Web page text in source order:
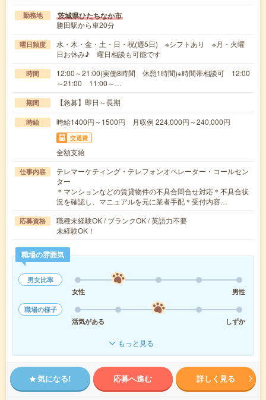
勤務地 茨城県ひたちなか市
勝田駅から車20分
曜日頻度
水・木・金・土・日・祝(週5日) ※シフトあり ※月・火曜
日お休み♪ 曜日相談も可能です
時間
12:00～21:00(実働8時間 休憩1時間)※時間帯相談可 12:00
～21:00 11:00～…
期間 【急募】即日～長期
時給 時給1400円～1500円 月収例 224,000円～240,000円
交通費
全額支給
仕事内容
テレマーケティング・テレフォンオペレーター・コールセン
ター
＊マンションなどの賃貸物件の不具合問合せ対応＊不具合状
況を確認し、マニュアルを元に業者手配＊受付内容…
応募資格
職種未経験OK / ブランクOK / 英語力不要
未経験OK！
職場の雰囲気
男女比率
女性
男性
職場の様子
活気がある
しずか
もっと見る
気になる! 応募へ進む 詳しく見る